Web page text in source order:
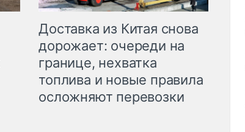
Доставка из Китая снова
дорожает: очереди на
границе, нехватка
топлива и новые правила
осложняют перевозки